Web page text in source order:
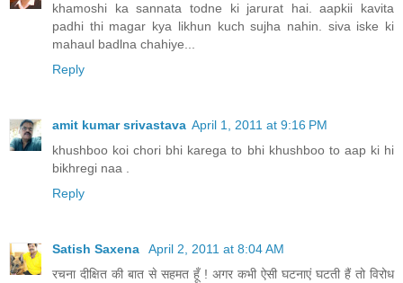
khamoshi ka sannata todne ki jarurat hai. aapkii kavita
padhi thi magar kya likhun kuch sujha nahin. siva iske ki
mahaul badlna chahiye...
Reply
amit kumar srivastava April 1, 2011 at 9:16 PM
khushboo koi chori bhi karega to bhi khushboo to aap ki hi
bikhregi naa .
Reply
Satish Saxena
April 2, 2011 at 8:04 AM
रचना दीक्षित की बात से सहमत हूँ ! अगर कभी ऐसी घटनाएं घटती हैं तो विरोध